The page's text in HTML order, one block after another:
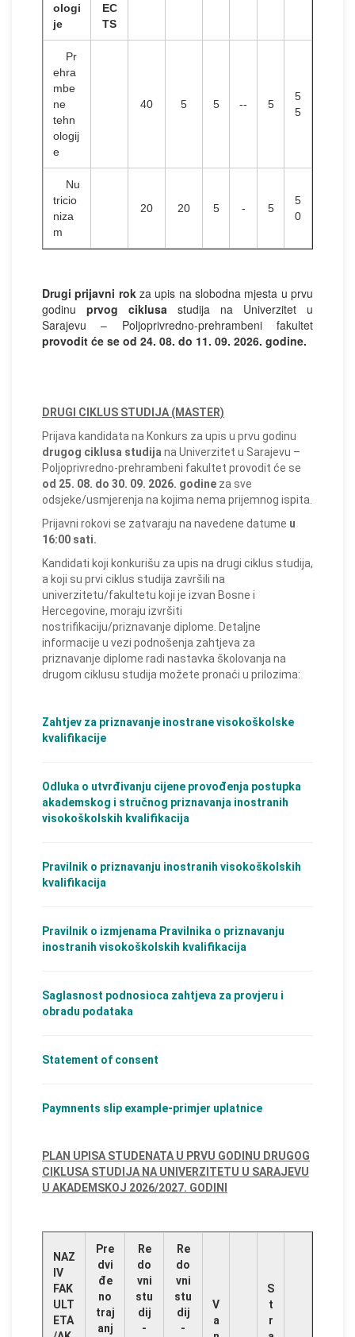
ologi
je
EC
TS
Pr
ehra
mbe
ne
tehn
ologij
e
40 5 5 -- 5
5
5
Nu
tricio
niza
m
20 20 5 - 5
5
0
Drugi prijavni rokza upis na slobodna mjesta u prvu
godinu prvog ciklusa studija na Univerzitet u
Sarajevu – Poljoprivredno-prehrambeni fakultet
provodit će se od 24. 08. do 11. 09. 2026. godine.
DRUGI CIKLUS STUDIJA (MASTER)
Prijava kandidata na Konkurs za upis u prvu godinu
drugog ciklusa studija na Univerzitet u Sarajevu –
Poljoprivredno-prehrambeni fakultet provodit će se
od 25. 08. do 30. 09. 2026. godine za sve
odsjeke/usmjerenja na kojima nema prijemnog ispita.
Prijavni rokovi se zatvaraju na navedene datume u
16:00 sati.
Kandidati koji konkurišu za upis na drugi ciklus studija,
a koji su prvi ciklus studija završili na
univerzitetu/fakultetu koji je izvan Bosne i
Hercegovine, moraju izvršiti
nostrifikaciju/priznavanje diplome. Detaljne
informacije u vezi podnošenja zahtjeva za
priznavanje diplome radi nastavka školovanja na
drugom ciklusu studija možete pronaći u prilozima:
Zahtjev za priznavanje inostrane visokoškolske
kvalifikacije
Odluka o utvrđivanju cijene provođenja postupka
akademskog i stručnog priznavanja inostranih
visokoškolskih kvalifikacija
Pravilnik o priznavanju inostranih visokoškolskih
kvalifikacija
Pravilnik o izmjenama Pravilnika o priznavanju
inostranih visokoškolskih kvalifikacija
Saglasnost podnosioca zahtjeva za provjeru i
obradu podataka
Statement of consent
Paymnents slip example-primjer uplatnice
PLAN UPISA STUDENATA U PRVU GODINU DRUGOG
CIKLUSA STUDIJA NA UNIVERZITETU U SARAJEVU
U AKADEMSKOJ 2026/2027. GODINI
NAZ
IV
FAK
ULT
ETA
Pre
dvi
đe
no
traj
anj
Re
do
vni
stu
dij
-
Re
do
vni
stu
dij
-
V
a
S
t
r